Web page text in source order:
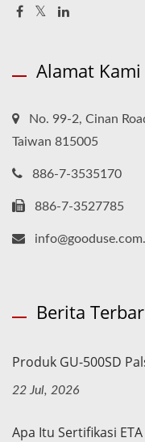
Alamat Kami
No. 99-2, Cinan
Taiwan 815005
886-7-3535170
886-7-3527785
Berita
Produk GU-500SD
22 Jul, 2026
Apa Itu Sertifikasi